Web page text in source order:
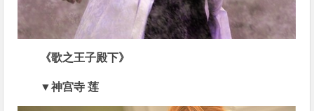
《歌之王子殿下》
▼神宫寺 莲